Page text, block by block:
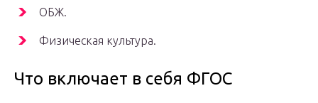
ОБЖ.
Физическая культура.
Что включает в себя ФГОС